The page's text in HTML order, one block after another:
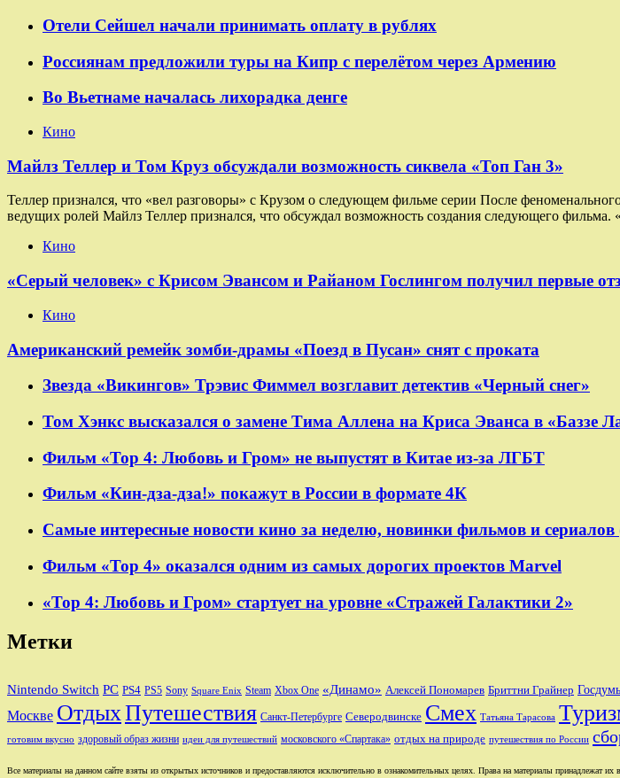
Отели Сейшел начали принимать оплату в рублях
Россиянам предложили туры на Кипр с перелётом через Армению
Во Вьетнаме началась лихорадка денге
Кино
Майлз Теллер и Том Круз обсуждали возможность сиквела «Топ Ган 3»
Теллер признался, что «вел разговоры» с Крузом о следующем фильме серии После
ведущих ролей Майлз Теллер признался, что обсуждал возможность создания следующего фильма.
Кино
«Серый человек» с Крисом Эвансом и Райаном Гослингом получил первые
Кино
Американский ремейк зомби-драмы «Поезд в Пусан» снят с проката
Звезда «Викингов» Трэвис Фиммел возглавит детектив «Черный снег»
Том Хэнкс высказался о замене Тима Аллена на Криса Эванса в «Баззе
Фильм «Тор 4: Любовь и Гром» не выпустят в Китае из-за ЛГБТ
Фильм «Кин-дза-дза!» покажут в России в формате 4К
Самые интересные новости кино за неделю, новинки фильмов и сериалов
Фильм «Тор 4» оказался одним из самых дорогих проектов Marvel
«Тор 4: Любовь и Гром» стартует на уровне «Стражей Галактики 2»
Метки
Nintendo Switch PC PS4 PS5 Sony Square Enix Steam Xbox One «Динамо» Алексей Пономарев Бриттни Грайнер
Москве ОтдыхПутешествия Санкт-Петербурге Северодвинске Смех Татьяна Тарасова
готовим вкусно здоровый образ жизни идеи для путешествий московского «Спартака» отдых на природе путешествия по России
Все материалы на данном сайте взяты из открытых источников и предоставляются исключительно в ознакомительных целях. Права на материалы принадлежат их